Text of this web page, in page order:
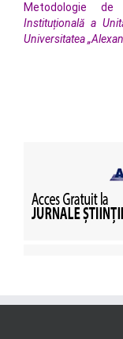
Metodologie de
Instituțională a
Universitatea